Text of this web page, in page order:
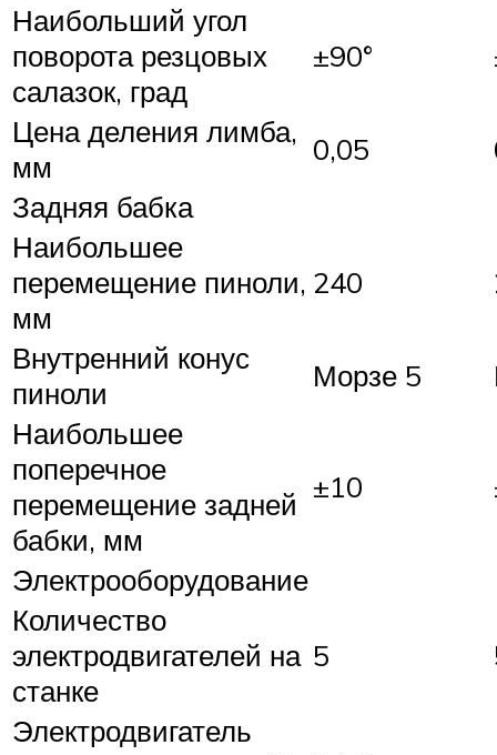
Наибольший угол
поворота резцовых
салазок, град
±90°
Цена деления лимба,
мм
0,05
Задняя бабка
Наибольшее
перемещение пиноли,
мм
240
Внутренний конус
пиноли
Морзе 5
Наибольшее
поперечное
перемещение задней
бабки, мм
±10
Электрооборудование
Количество
электродвигателей на
станке
5
Электродвигатель